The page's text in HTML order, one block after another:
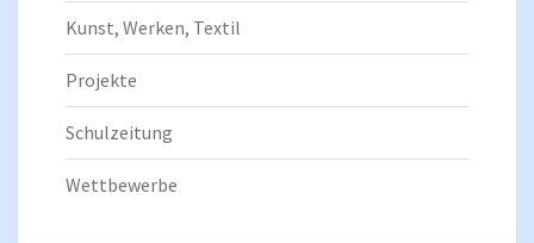
Kunst, Werken, Textil
Projekte
Schulzeitung
Wettbewerbe